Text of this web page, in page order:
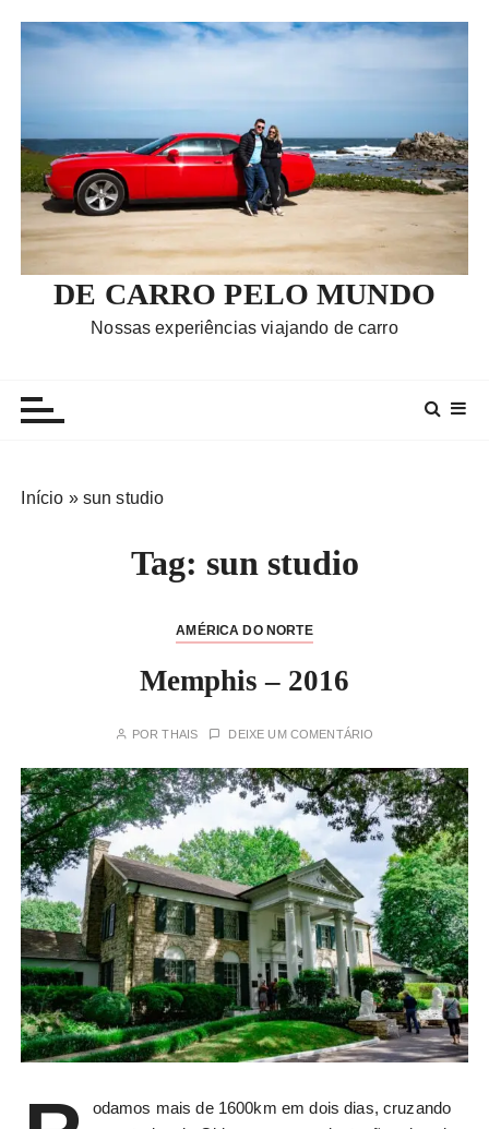
DE CARRO PELO MUNDO
Nossas experiências viajando de carro
Início » sun studio
Tag: sun studio
AMÉRICA DO NORTE
Memphis – 2016
PORTHAIS DEIXE UM COMENTÁRIO
odamos mais de 1600km em dois dias, cruzando